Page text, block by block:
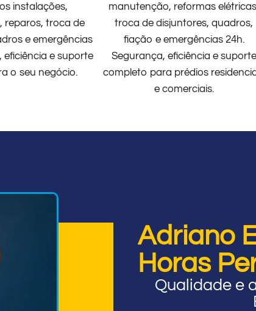
instalações,
reparos, troca de
e emergências
eficiência e suporte
o seu negócio.
manutenção, reformas
troca de disjuntores, quadros,
fiação e emergências 24h.
Segurança, eficiência e suporte
completo para prédios
e comerciais.
Adriano
Horas
Qualidade e